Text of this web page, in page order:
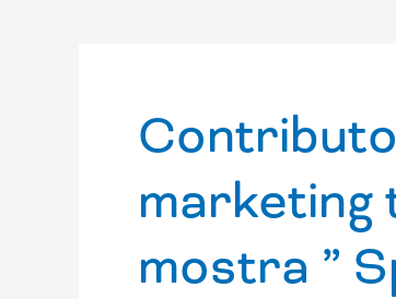
marketing
mostra ”